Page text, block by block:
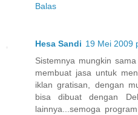
Balas
Hesa Sandi 19 Mei 2009
Sistemnya mungkin
membuat jasa untuk
iklan gratisan, dengan
bisa dibuat dengan
lainnya...semoga